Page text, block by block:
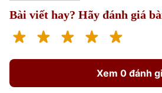
Bài viết hay? Hãy đánh giá
Xem 0 đánh